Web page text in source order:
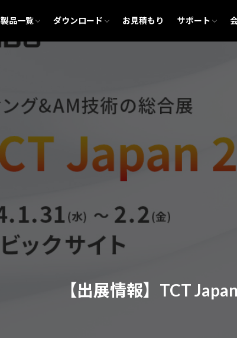
製品一覧
Bambu Lab H2D
Bambu Lab X1E
Bambu Lab A1
Bambu Lab A1 mini
フィラメント・消耗品
ダウンロード お見積もり サポート
【出展情報】TCT